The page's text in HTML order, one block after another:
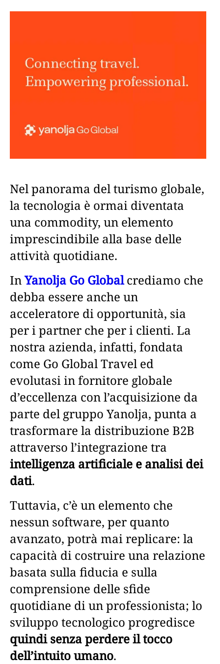
Nel panorama del turismo globale,
la tecnologia è ormai diventata
una commodity, un elemento
imprescindibile alla base delle
attività quotidiane.
InYanolja Go Global crediamo che
debba essere anche un
acceleratore di opportunità, sia
per i partner che per i clienti. La
nostra azienda, infatti, fondata
come Go Global Travel ed
evolutasi in fornitore globale
d’eccellenza con l’acquisizione da
parte del gruppo Yanolja, punta a
trasformare la distribuzione B2B
attraverso l’integrazione tra
intelligenza artificiale e analisi dei
dati.
Tuttavia, c’è un elemento che
nessun software, per quanto
avanzato, potrà mai replicare: la
capacità di costruire una relazione
basata sulla fiducia e sulla
comprensione delle sfide
quotidiane di un professionista; lo
sviluppo tecnologico progredisce
quindi senza perdere il tocco
dell’intuito umano.